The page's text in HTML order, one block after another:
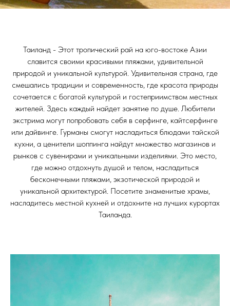
Таиланд - Этот тропический рай на юго-востоке Азии
славится своими красивыми пляжами, удивительной
природой и уникальной культурой. Удивительная страна, где
смешались традиции и современность, где красота природы
сочетается с богатой культурой и гостеприимством местных
жителей. Здесь каждый найдет занятие по душе. Любители
экстрима могут попробовать себя в серфинге, кайтсерфинге
или дайвинге. Гурманы смогут насладиться блюдами тайской
кухни, а ценители шоппинга найдут множество магазинов и
рынков с сувенирами и уникальными изделиями. Это место,
где можно отдохнуть душой и телом, насладиться
бесконечными пляжами, экзотической природой и
уникальной архитектурой. Посетите знаменитые храмы,
насладитесь местной кухней и отдохните на лучших курортах
Таиланда.